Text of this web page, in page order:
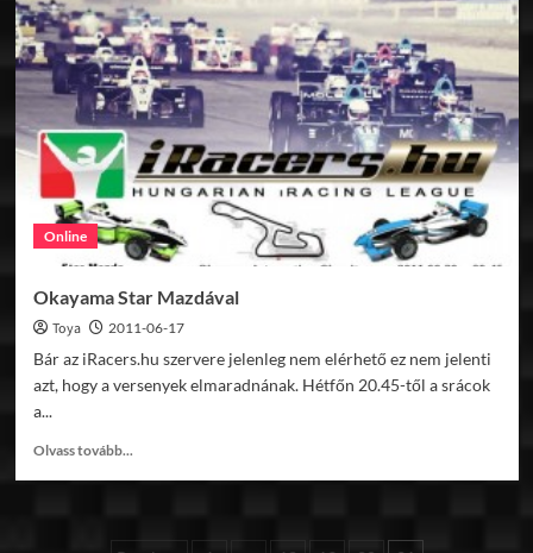
Online
Okayama Star Mazdával
Toya 2011-06-17
Bár az iRacers.hu szervere jelenleg nem elérhető ez nem jelenti
azt, hogy a versenyek elmaradnának. Hétfőn 20.45-től a srácok
a...
Olvass tovább...